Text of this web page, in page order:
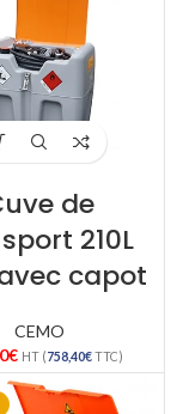
de
210L
capot
CEMO
€ HT (758,40€TTC)